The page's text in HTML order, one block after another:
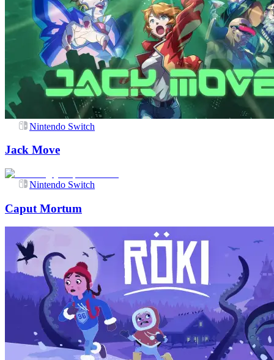
Nintendo Switch
Jack Move
Nintendo Switch
Caput Mortum